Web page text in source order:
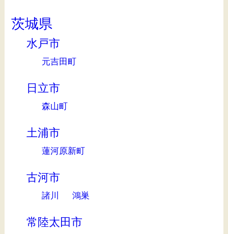
茨城県
水戸市
元吉田町
日立市
森山町
土浦市
蓮河原新町
古河市
諸川 鴻巣
常陸太田市